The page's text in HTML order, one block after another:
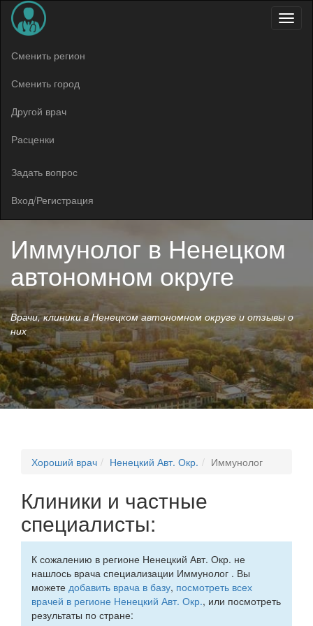
Меню
Сменить регион
Сменить город
Другой врач
Расценки
Задать вопрос
Вход/Регистрация
Иммунолог в Ненецком
автономном округе
Врачи, клиники в Ненецком автономном округе и отзывы о
них
Хороший врач Ненецкий Авт. Окр. Иммунолог
Клиники и частные
специалисты:
К сожалению в регионе Ненецкий Авт. Окр. не
нашлось врача специализации Иммунолог . Вы
можете добавить врача в базу, посмотреть всех
врачей в регионе Ненецкий Авт. Окр., или посмотреть
результаты по стране: